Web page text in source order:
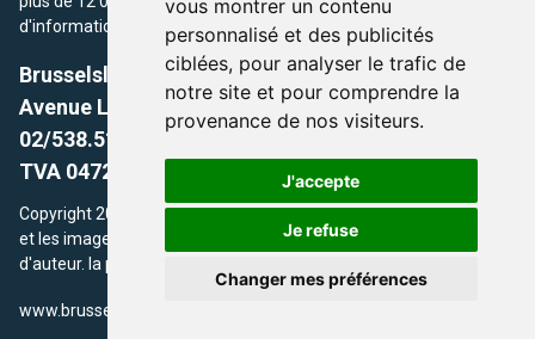
vous montrer un contenu
personnalisé et des publicités
ciblées, pour analyser le trafic de
notre site et pour comprendre la
provenance de nos visiteurs.
J'accepte
Je refuse
Changer mes préférences
d'informations et de conseils et astuces de notre écriture.
Brusselslife.be
Avenue Louise, 500 -1050 Ixelles, Brussels,
02/538.51.49.
TVA 0472.281.221
Copyright 2026 © Brusselslife.be Tous droits réservés. Le contenu
et les images utilisés sur ce site sont protégés par le droit
d'auteur. la propriétaires respectifs.
www.brusselsLife.be